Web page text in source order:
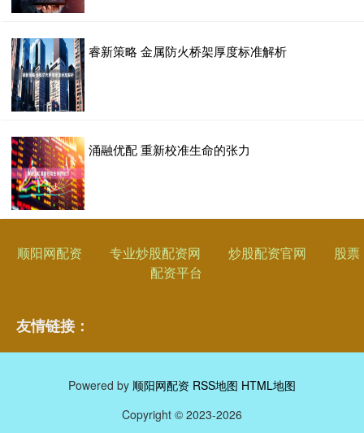
睿新策略 金属防火桥架厚度标准解析
涌融优配 重新校准生命的张力
顺阳网配资 专业炒股配资网 炒股配资官网
股票
配资平台
友情链接：
Powered by 顺阳网配资 RSS地图 HTML地图
Copyright © 2023-2026